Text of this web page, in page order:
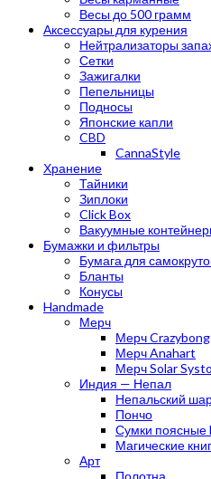
Весы до 500 грамм
Аксессуары для курения
Нейтрализаторы
Сетки
Зажигалки
Пепельницы
Подносы
Японские капли
CBD
CannaStyle
Хранение
Тайники
Зиплоки
Click Box
Вакуумные
Бумажки и фильтры
Бумага для
Бланты
Конусы
Handmade
Мерч
Мерч Crazybong
Мерч Anahart
Мерч Solar Systo
Индия — Непал
Непальский
Пончо
Сумки поясные
Магические
Арт
Полотна